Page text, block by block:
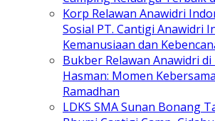
Korp Relawan Anawidri
Sosial PT. Cantigi Anawidri
Kemanusiaan dan
Bukber Relawan Anawidri
Hasman: Momen
Ramadhan
LDKS SMA Sunan Bonang